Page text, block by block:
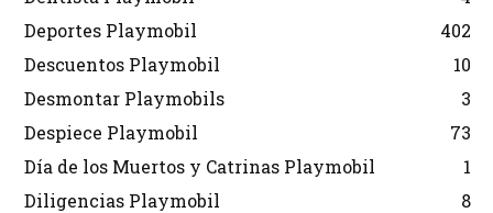
Deportes Playmobil
402
Descuentos Playmobil
10
Desmontar Playmobils
3
Despiece Playmobil
73
Día de los Muertos y Catrinas Playmobil
1
Diligencias Playmobil
8